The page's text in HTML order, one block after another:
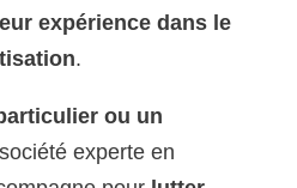
expérience dans le
.
ou un
experte en